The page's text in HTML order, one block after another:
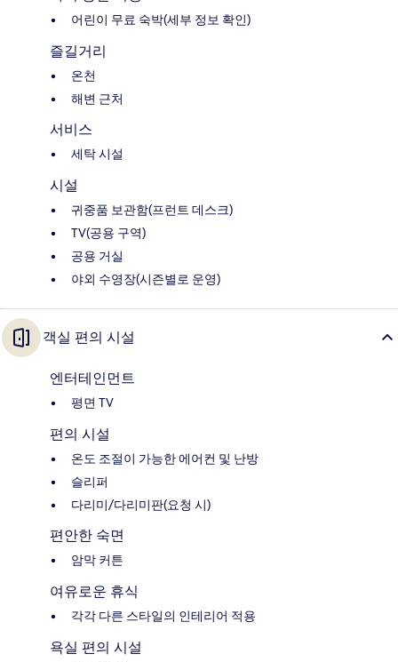
어린이 무료 숙박(세부 정보 확인)
즐길거리
온천
해변 근처
서비스
세탁 시설
시설
귀중품 보관함(프런트 데스크)
TV(공용 구역)
공용 거실
야외 수영장(시즌별로 운영)
객실 편의 시설
엔터테인먼트
평면 TV
편의 시설
온도 조절이 가능한 에어컨 및 난방
슬리퍼
다리미/다리미판(요청 시)
편안한 숙면
암막 커튼
여유로운 휴식
각각 다른 스타일의 인테리어 적용
욕실 편의 시설